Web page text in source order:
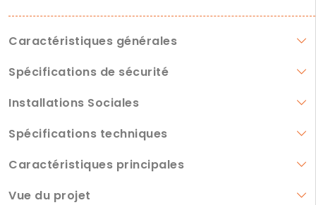
Caractéristiques générales
Spécifications de sécurité
Installations Sociales
Spécifications techniques
Caractéristiques principales
Vue du projet